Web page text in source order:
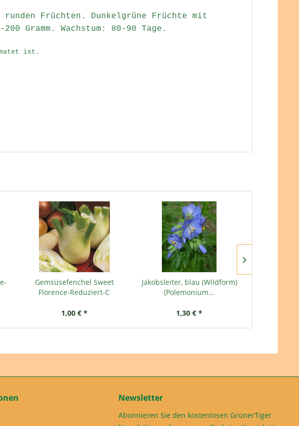
Früchten. Dunkelgrüne Früchte mit
Gramm. Wachstum: 80-90 Tage.
ist.
Gemsüsefenchel Sweet
Florence-Reduziert-C
1,00 € *
Jakobsleiter, blau (Wildform)
(Polemonium...
1,30 € *
Newsletter
Abonnieren Sie den kostenlosen GrünerTiger